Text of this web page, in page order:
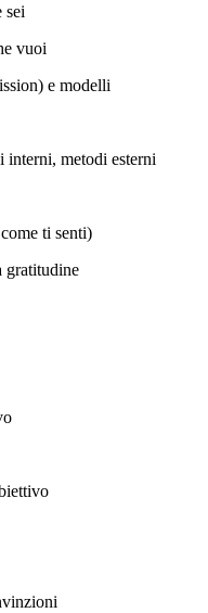
sei
vuoi
e modelli
metodi esterni
ti senti)
gratitudine